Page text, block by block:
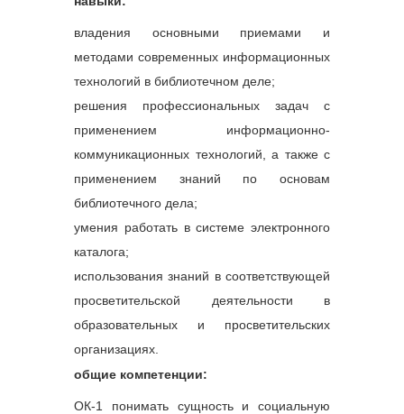
владения основными приемами и
методами современных информационных
технологий в библиотечном деле;
решения профессиональных задач с
применением информационно-
коммуникационных технологий, а также с
применением знаний по основам
библиотечного дела;
умения работать в системе электронного
каталога;
использования знаний в соответствующей
просветительской деятельности в
образовательных и просветительских
организациях.
общие компетенции:
ОК-1 понимать сущность и социальную